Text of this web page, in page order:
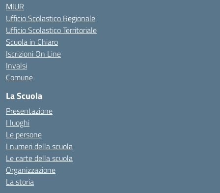
MIUR
Ufficio Scolastico Regionale
Ufficio Scolastico Territoriale
Scuola in Chiaro
Iscrizioni On Line
Invalsi
Comune
La Scuola
Presentazione
I luoghi
Le persone
I numeri della scuola
Le carte della scuola
Organizzazione
La storia